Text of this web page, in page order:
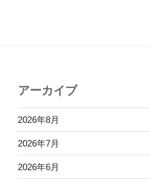
アーカイブ
2026年8月
2026年7月
2026年6月